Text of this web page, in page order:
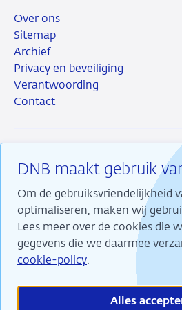
DNB maakt gebruik
Om de gebruiksvriendelijkheid
optimaliseren, maken wij
Lees meer over de cookies die
gegevens die we daarmee
cookie-policy.
Alles
Over ons
Sitemap
Archief
Privacy en beveiliging
Verantwoording
Contact
RSS
Wij maken ons sterk voor
dragen daarmee bij aan